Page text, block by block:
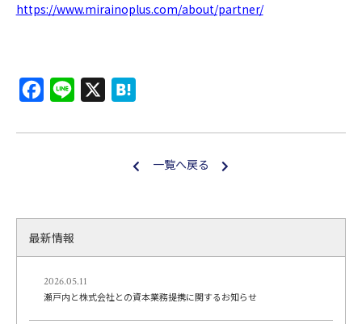
https://www.mirainoplus.com/about/partner/
c
o
k
n
t
e
一覧へ戻る
最新情報
2026.05.11
瀬戸内と株式会社との資本業務提携に関するお知らせ